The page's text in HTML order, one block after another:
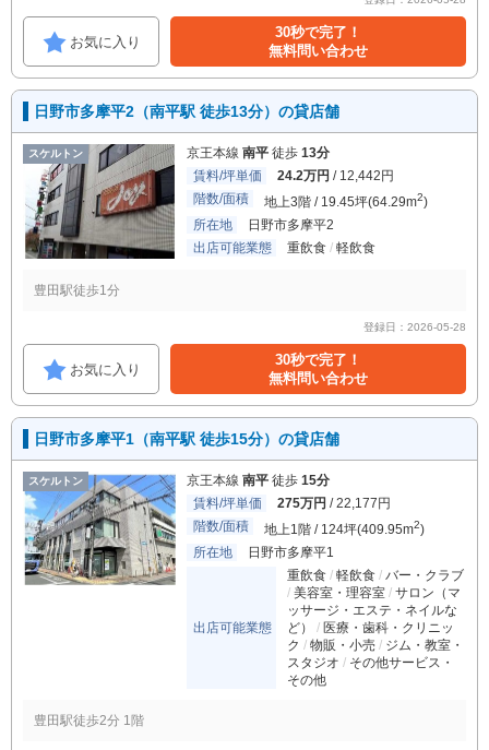
お気に入り
30秒で完了！
無料問い合わせ
日野市多摩平2（南平駅 徒歩13分）の貸店舗
スケルトン 京王本線 南平 徒歩 13分
賃料/坪単価
24.2万円 / 12,442円
階数/面積
地上3階 / 19.45坪(64.29m2)
所在地
日野市多摩平2
出店可能業態
重飲食 軽飲食
豊田駅徒歩1分
登録日：2026-05-28
お気に入り
30秒で完了！
無料問い合わせ
日野市多摩平1（南平駅 徒歩15分）の貸店舗
スケルトン 京王本線 南平 徒歩 15分
賃料/坪単価
275万円 / 22,177円
階数/面積
地上1階 / 124坪(409.95m2)
所在地
日野市多摩平1
出店可能業態
重飲食 軽飲食
バー・クラブ
美容室・理容室
サロン（マ
ッサージ・エステ・ネイルな
ど）
医療・歯科・クリニッ
ク
物販・小売
ジム・教室・
スタジオ
その他サービス・
その他
豊田駅徒歩2分 1階